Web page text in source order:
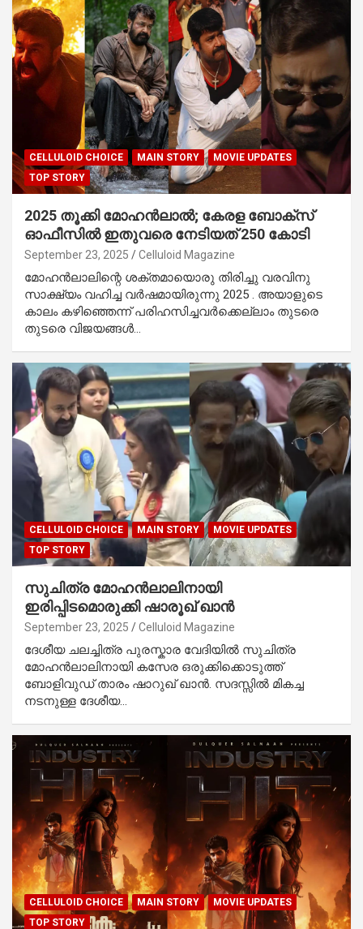
CELLULOID CHOICE MAIN STORY
MOVIE UPDATES
TOP STORY
2025 തൂക്കി മോഹൻലാൽ; കേരള ബോക്സ്
ഓഫീസിൽ ഇതുവരെ നേടിയത് 250 കോടി
September 23, 2025 Celluloid Magazine
മോഹൻലാലിന്റെ ശക്തമായൊരു തിരിച്ചു വരവിനു
സാക്ഷ്യം വഹിച്ച വർഷമായിരുന്നു 2025 . അയാളുടെ
കാലം കഴിഞ്ഞെന്ന് പരിഹസിച്ചവർക്കെല്ലാം തുടരെ
തുടരെ വിജയങ്ങൾ…
CELLULOID CHOICE MAIN STORY
MOVIE UPDATES
TOP STORY
സുചിത്ര മോഹൻലാലിനായി
ഇരിപ്പിടമൊരുക്കി ഷാരൂഖ് ഖാൻ
September 23, 2025 Celluloid Magazine
ദേശീയ ചലച്ചിത്ര പുരസ്കാര വേദിയിൽ സുചിത്ര
മോഹൻലാലിനായി കസേര ഒരുക്കിക്കൊടുത്ത്
ബോളിവുഡ് താരം ഷാറുഖ് ഖാൻ. സദസ്സിൽ മികച്ച
നടനുള്ള ദേശീയ…
CELLULOID CHOICE MAIN STORY
MOVIE UPDATES
TOP STORY